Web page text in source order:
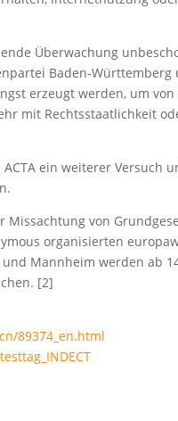
Überwachung
Baden-
erzeugt werden, um
mit Rechtsstaatlichkeit
ein weiterer Versuch
von
organisierten
und Mannheim werden ab
[2]
89374_en.html